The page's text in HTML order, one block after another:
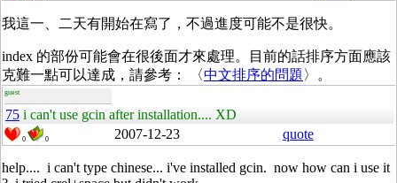
我這一、二天有開始在寫了，不過進度可能不是很快。
index 的部份可能會在很後面才來處理。目前的話排序方面應該
克難一點可以達成，請參考： 〈中文排序的問題〉。
guest
75 i can't use gcin after installation.... XD
0 0 2007-12-23 quote
help.... i can't type chinese... i've installed gcin. now how can i use it